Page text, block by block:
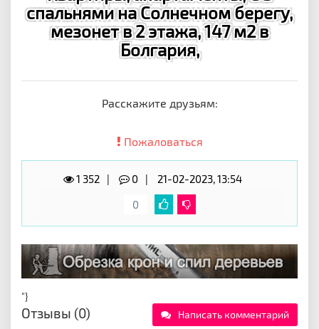
спальнями на Солнечном берегу,
мезонет в 2 этажа, 147 м2 в
Болгария,
Расскажите друзьям:
Пожаловаться
1 352 0
21-02-2023, 13:54
0
"}
Отзывы (0) Написать комментарий